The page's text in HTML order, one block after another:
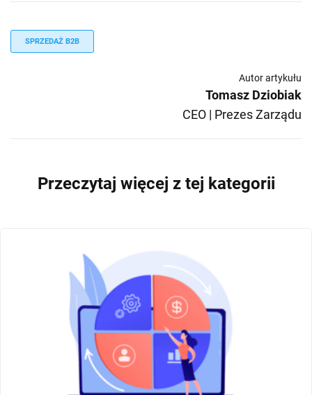
SPRZEDAŻ B2B
Autor artykułu
Tomasz Dziobiak
CEO | Prezes Zarządu
Przeczytaj więcej z tej kategorii